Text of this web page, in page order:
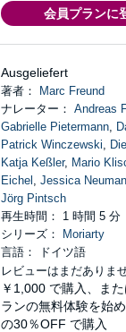
会員プランに
Ausgeliefert
著者：
Marc Freund
ナレーター： Andreas
Gabrielle Pietermann,
Patrick Winczewski,
Katja Keßler, Mario
Eichel , Jessica
Jörg Pintsch
再生時間： 1 時間 5 分
シリーズ：
Moriarty
言語： ドイツ語
レビューはまだありませ
￥1,000 で購入、ま
ランの無料体験を始
の30％OFF で購入